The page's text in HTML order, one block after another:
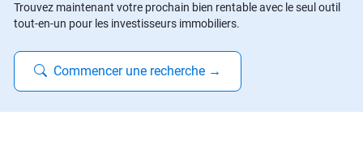
Trouvez maintenant votre prochain bien rentable avec le seul outil
tout-en-un pour les investisseurs immobiliers.
Commencer une recherche →